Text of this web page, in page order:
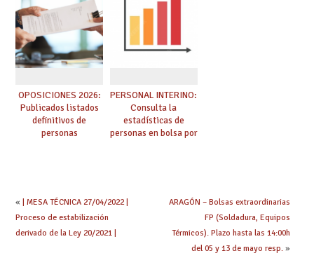
OPOSICIONES 2026:
Publicados listados
definitivos de
personas
PERSONAL INTERINO:
Consulta la
estadísticas de
personas en bolsa por
«
| MESA TÉCNICA 27/04/2022 |
Proceso de estabilización
derivado de la Ley 20/2021 |
ARAGÓN – Bolsas extraordinarias
FP (Soldadura, Equipos
Térmicos). Plazo hasta las 14:00h
del 05 y 13 de mayo resp.»